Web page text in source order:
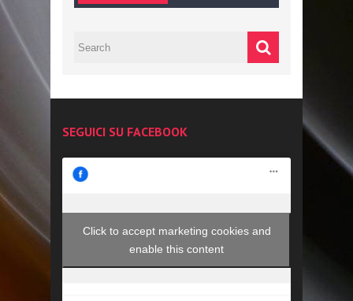
SEGUICI SU FACEBOOK
Click to accept marketing cookies and
enable this content